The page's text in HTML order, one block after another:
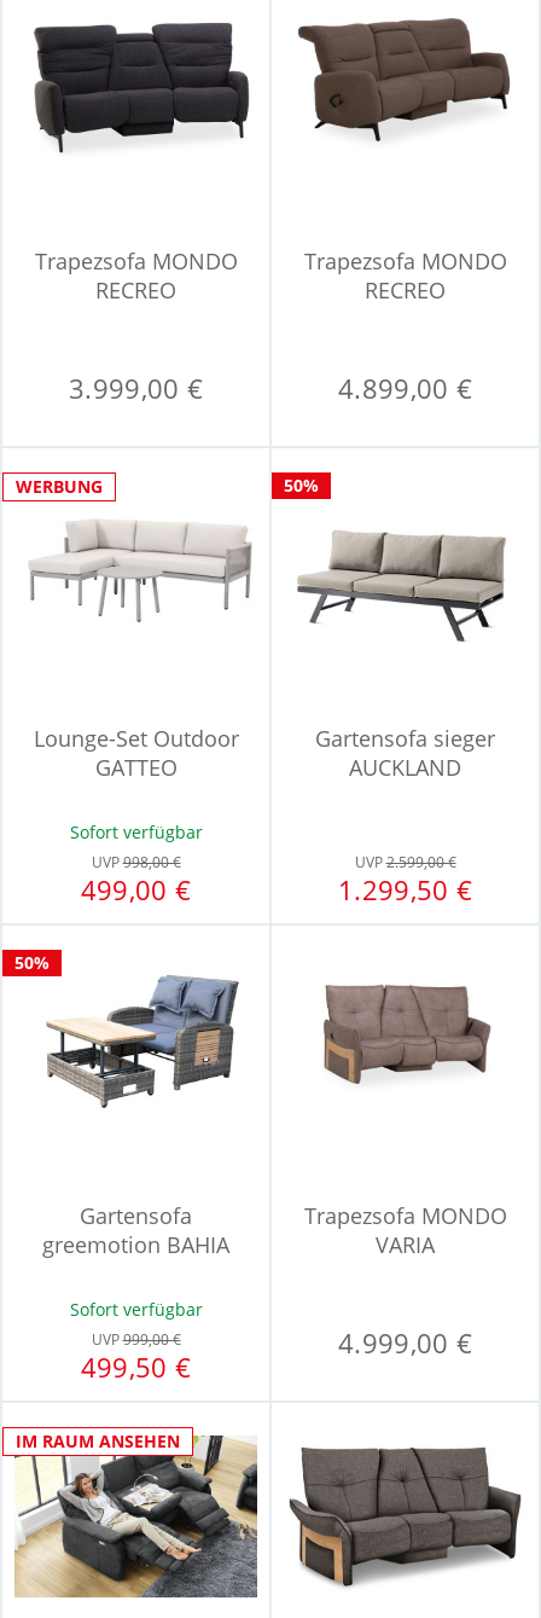
Trapezsofa MONDO
RECREO
3.999,00 €
Trapezsofa MONDO
RECREO
4.899,00 €
WERBUNG
Lounge-Set Outdoor
GATTEO
Sofort verfügbar
UVP998,00 €
499,00 €
50%
Gartensofa sieger
AUCKLAND
UVP2.599,00 €
1.299,50 €
50%
Gartensofa
greemotion BAHIA
Sofort verfügbar
UVP999,00 €
499,50 €
Trapezsofa MONDO
VARIA
4.999,00 €
IM RAUM ANSEHEN